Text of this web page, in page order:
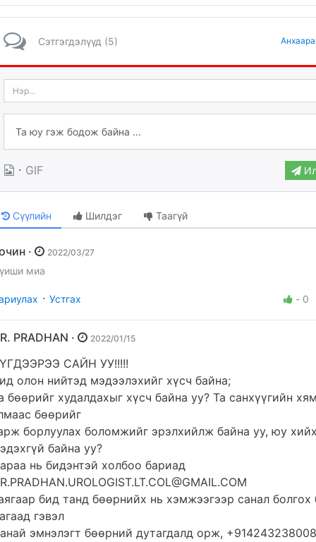
Сэтгэгдэлүүд (5)
· GIF
Сүүлийн Шилдэг Таагүй
Зочин · 2022/03/27
миа
· Устгах - 0
DR. PRADHAN · 2022/01/15
САЙН УУ!!!!!
олон нийтэд мэдээлэхийг хүсч байна;
бөөрийг худалдахыг хүсч байна уу? Та санхүүгийн
бөөрийг
борлуулах боломжийг эрэлхийлж байна уу, юу
байна уу?
нь бидэнтэй холбоо бариад
бид танд бөөрнийх нь хэмжээгээр санал болгох
гэвэл
эмнэлэгт бөөрний дутагдалд орж,